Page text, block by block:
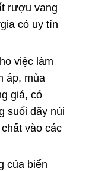
rượu vang
có uy tín
việc làm
áp, mùa
giá, có
suối dãy núi
vào các
của biển